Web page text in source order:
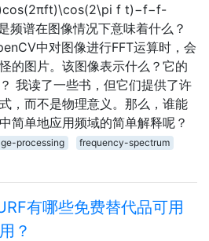
f t)−f−f-
谱在图像情况下意味着什么？
中对图像进行FFT运算时，会
的图片。该图像表示什么？它的
我读了一些书，但它们提供了许
，而不是物理意义。那么，谁能
简单地应用频域的简单解释呢？
processing
frequency-spectrum
有哪些免费替代品可用
？